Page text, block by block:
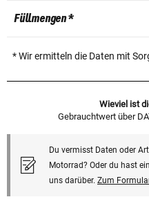
Füllmengen *
* Wir ermitteln die Daten mit
Wieviel ist
Gebrauchtwert über
Du vermisst Daten oder
Motorrad? Oder du hast
uns darüber. Zum